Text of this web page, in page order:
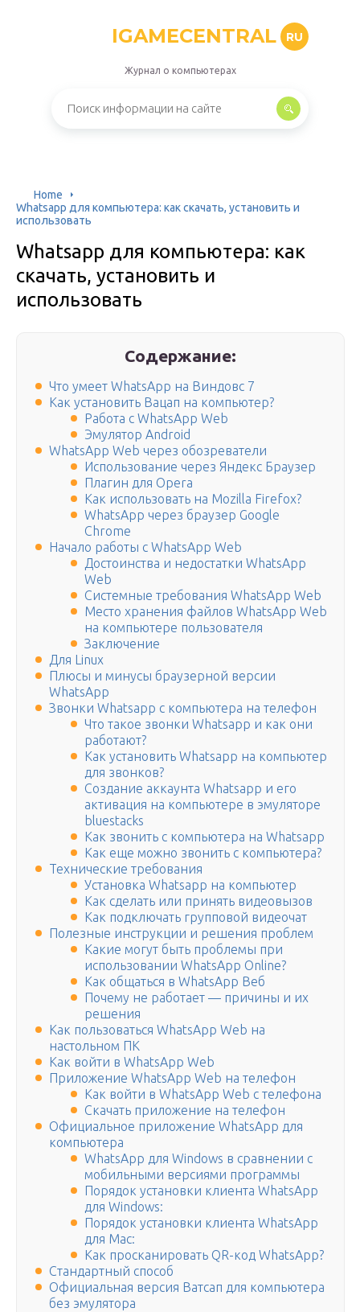
IGAMECENTRAL RU
Журнал о компьютерах
Home
Whatsapp для компьютера: как скачать, установить и
использовать
Whatsapp для компьютера: как
скачать, установить и
использовать
Содержание:
Что умеет WhatsApp на Виндовс 7
Как установить Вацап на компьютер?
Работа с WhatsApp Web
Эмулятор Android
WhatsApp Web через обозреватели
Использование через Яндекс Браузер
Плагин для Opera
Как использовать на Mozilla Firefox?
WhatsApp через браузер Google
Chrome
Начало работы с WhatsApp Web
Достоинства и недостатки WhatsApp
Web
Системные требования WhatsApp Web
Место хранения файлов WhatsApp Web
на компьютере пользователя
Заключение
Для Linux
Плюсы и минусы браузерной версии
WhatsApp
Звонки Whatsapp с компьютера на телефон
Что такое звонки Whatsapp и как они
работают?
Как установить Whatsapp на компьютер
для звонков?
Создание аккаунта Whatsapp и его
активация на компьютере в эмуляторе
bluestacks
Как звонить с компьютера на Whatsapp
Как еще можно звонить с компьютера?
Технические требования
Установка Whatsapp на компьютер
Как сделать или принять видеовызов
Как подключать групповой видеочат
Полезные инструкции и решения проблем
Какие могут быть проблемы при
использовании WhatsApp Online?
Как общаться в WhatsApp Веб
Почему не работает — причины и их
решения
Как пользоваться WhatsApp Web на
настольном ПК
Как войти в WhatsApp Web
Приложение WhatsApp Web на телефон
Как войти в WhatsApp Web с телефона
Скачать приложение на телефон
Официальное приложение WhatsApp для
компьютера
WhatsApp для Windows в сравнении с
мобильными версиями программы
Порядок установки клиента WhatsApp
для Windows:
Порядок установки клиента WhatsApp
для Mac:
Как просканировать QR-код WhatsApp?
Стандартный способ
Официальная версия Ватсап для компьютера
без эмулятора